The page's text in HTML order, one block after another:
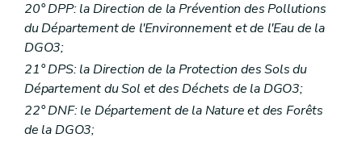
20° DPP: la Direction de la Prévention des Pollutions
du Département de l'Environnement et de l'Eau de la
DGO3;
21° DPS: la Direction de la Protection des Sols du
Département du Sol et des Déchets de la DGO3;
22° DNF: le Département de la Nature et des Forêts
de la DGO3;